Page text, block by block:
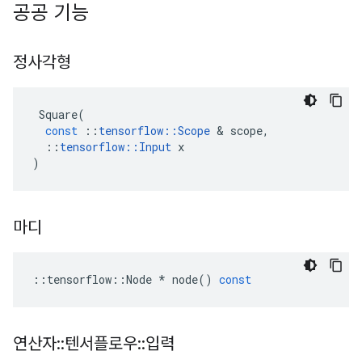
공공 기능
정사각형
Square(
const
:: tensorflow ::Scope & scope,
:: tensorflow :: Input x
)
마디
:: tensorflow ::Node * node() const
연산자::텐서플로우::입력